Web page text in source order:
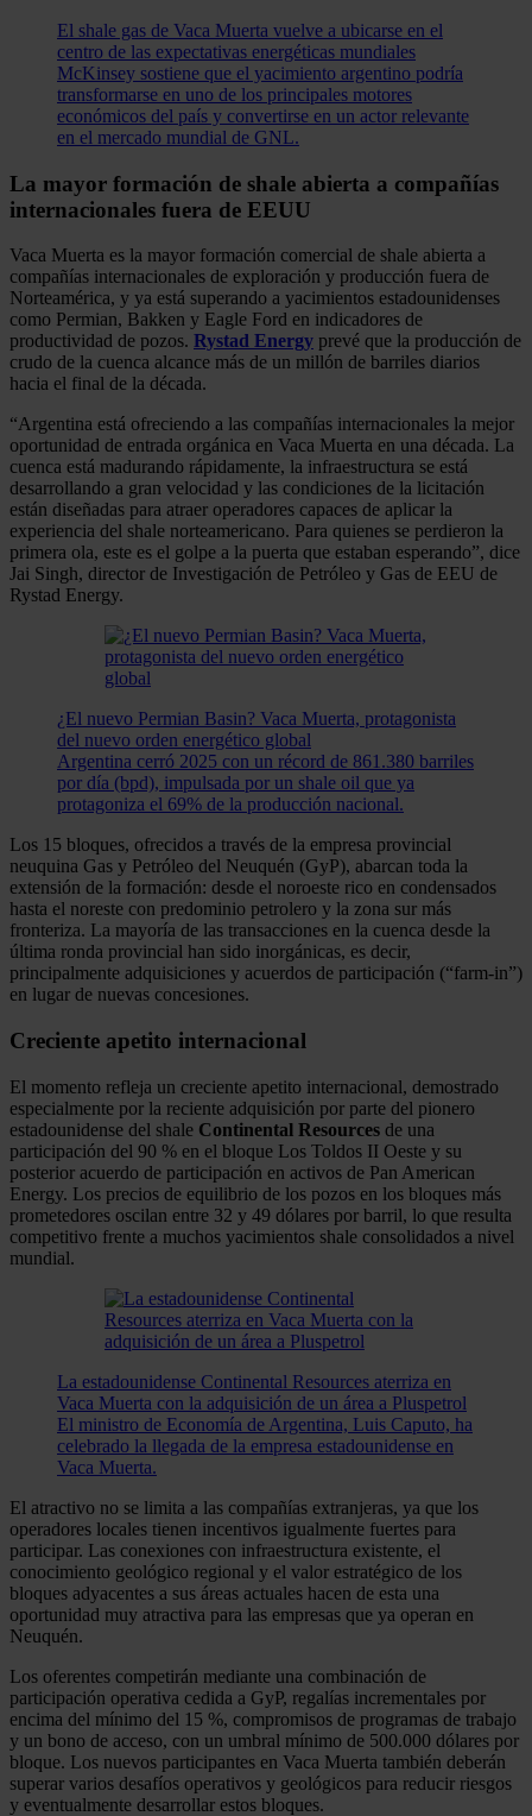
El shale gas de Vaca Muerta vuelve a ubicarse en el
centro de las expectativas energéticas mundiales
McKinsey sostiene que el yacimiento argentino podría
transformarse en uno de los principales motores
económicos del país y convertirse en un actor relevante
en el mercado mundial de GNL.
La mayor formación de shale abierta a compañías
internacionales fuera de EEUU
Vaca Muerta es la mayor formación comercial de shale abierta a
compañías internacionales de exploración y producción fuera de
Norteamérica, y ya está superando a yacimientos estadounidenses
como Permian, Bakken y Eagle Ford en indicadores de
productividad de pozos. Rystad Energy prevé que la producción de
crudo de la cuenca alcance más de un millón de barriles diarios
hacia el final de la década.
“Argentina está ofreciendo a las compañías internacionales la mejor
oportunidad de entrada orgánica en Vaca Muerta en una década. La
cuenca está madurando rápidamente, la infraestructura se está
desarrollando a gran velocidad y las condiciones de la licitación
están diseñadas para atraer operadores capaces de aplicar la
experiencia del shale norteamericano. Para quienes se perdieron la
primera ola, este es el golpe a la puerta que estaban esperando”, dice
Jai Singh, director de Investigación de Petróleo y Gas de EEU de
Rystad Energy.
¿El nuevo Permian Basin? Vaca Muerta, protagonista
del nuevo orden energético global
Argentina cerró 2025 con un récord de 861.380 barriles
por día (bpd), impulsada por un shale oil que ya
protagoniza el 69% de la producción nacional.
Los 15 bloques, ofrecidos a través de la empresa provincial
neuquina Gas y Petróleo del Neuquén (GyP), abarcan toda la
extensión de la formación: desde el noroeste rico en condensados
hasta el noreste con predominio petrolero y la zona sur más
fronteriza. La mayoría de las transacciones en la cuenca desde la
última ronda provincial han sido inorgánicas, es decir,
principalmente adquisiciones y acuerdos de participación (“farm-in”)
en lugar de nuevas concesiones.
Creciente apetito internacional
El momento refleja un creciente apetito internacional, demostrado
especialmente por la reciente adquisición por parte del pionero
estadounidense del shale Continental Resources de una
participación del 90 % en el bloque Los Toldos II Oeste y su
posterior acuerdo de participación en activos de Pan American
Energy. Los precios de equilibrio de los pozos en los bloques más
prometedores oscilan entre 32 y 49 dólares por barril, lo que resulta
competitivo frente a muchos yacimientos shale consolidados a nivel
mundial.
La estadounidense Continental Resources aterriza en
Vaca Muerta con la adquisición de un área a Pluspetrol
El ministro de Economía de Argentina, Luis Caputo, ha
celebrado la llegada de la empresa estadounidense en
Vaca Muerta.
El atractivo no se limita a las compañías extranjeras, ya que los
operadores locales tienen incentivos igualmente fuertes para
participar. Las conexiones con infraestructura existente, el
conocimiento geológico regional y el valor estratégico de los
bloques adyacentes a sus áreas actuales hacen de esta una
oportunidad muy atractiva para las empresas que ya operan en
Neuquén.
Los oferentes competirán mediante una combinación de
participación operativa cedida a GyP, regalías incrementales por
encima del mínimo del 15 %, compromisos de programas de trabajo
y un bono de acceso, con un umbral mínimo de 500.000 dólares por
bloque. Los nuevos participantes en Vaca Muerta también deberán
superar varios desafíos operativos y geológicos para reducir riesgos
y eventualmente desarrollar estos bloques.